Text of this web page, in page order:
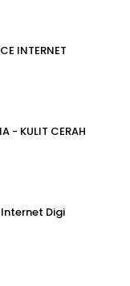
INTERNET
- KULIT CERAH
Digi